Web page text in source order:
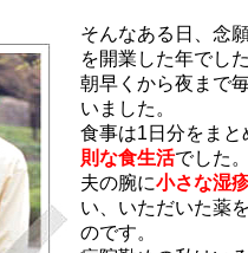
そんなある日、念
を開業した年でした
朝早くから夜まで
いました。
食事は1日分をまと
則な食生活でした。
夫の腕に小さな湿
い、いただいた薬
のです。